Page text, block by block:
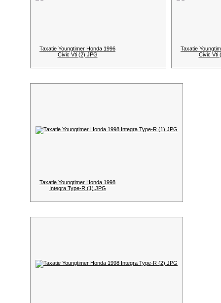
Taxatie Youngtimer Honda 1996
Civic Vti (2).JPG
Taxatie
Civic Vti
Taxatie Youngtimer Honda 1998
Integra Type-R (1).JPG